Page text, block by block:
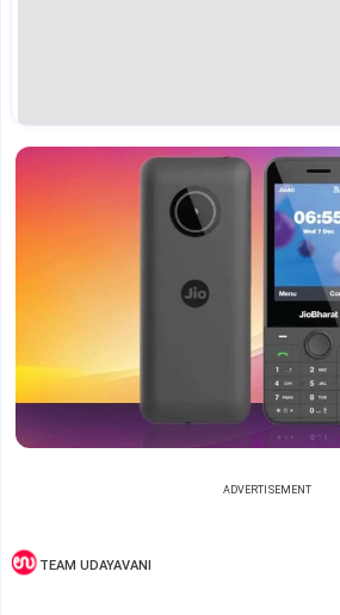
ADVERTISEMENT
TEAM UDAYAVANI